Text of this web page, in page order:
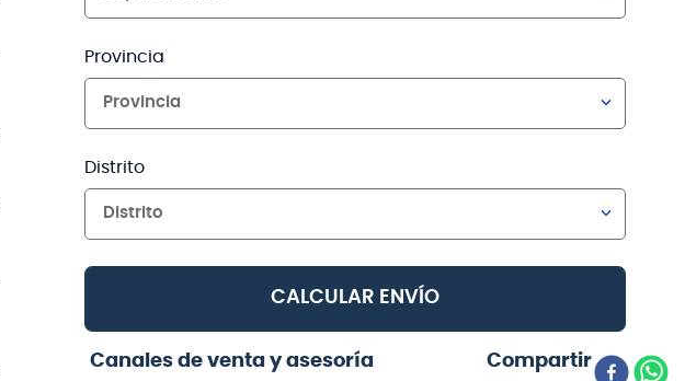
Provincia
Provincia
Distrito
Distrito
CALCULAR ENVÍO
Canales de venta y asesoría